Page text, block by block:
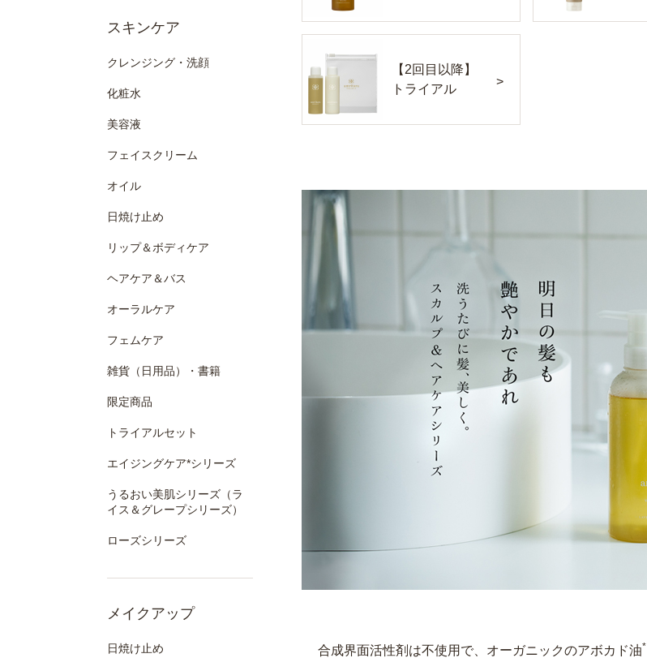
スキンケア
クレンジング・洗顔
化粧水
美容液
フェイスクリーム
オイル
日焼け止め
リップ＆ボディケア
ヘアケア＆バス
オーラルケア
フェムケア
雑貨（日用品）・書籍
限定商品
トライアルセット
エイジングケア*シリーズ
うるおい美肌シリーズ（ラ
イス＆グレープシリーズ）
ローズシリーズ
メイクアップ
日焼け止め
【2回目以降】
トライアル
合成界面活性剤は不使用で、オーガニックのアボカド油*